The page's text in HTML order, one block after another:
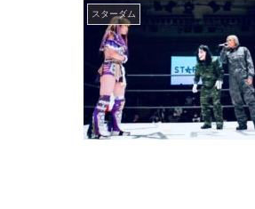
スターダム